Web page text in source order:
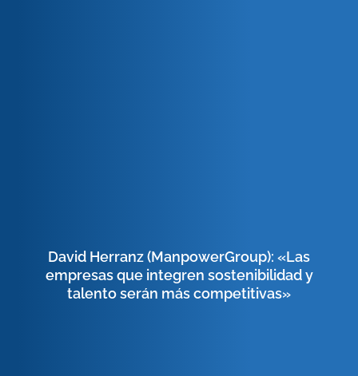
David Herranz (ManpowerGroup): «Las
empresas que integren sostenibilidad y
talento serán más competitivas»